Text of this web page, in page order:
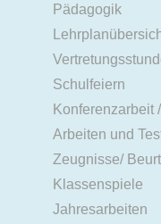
Pädagogik
Schulfeiern
Konferenzarbeit
Arbeiten und
Zeugnisse/
Klassenspiele
Jahresarbeiten